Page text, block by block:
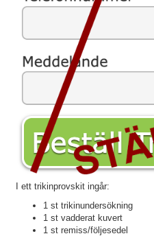
I ett trikinprovskit ingår:
1 st trikinundersökning
1 st vadderat kuvert
1 st remiss/följesedel